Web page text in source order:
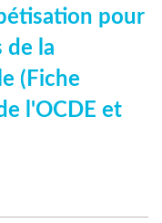
pour
de la
(Fiche
l'OCDE et